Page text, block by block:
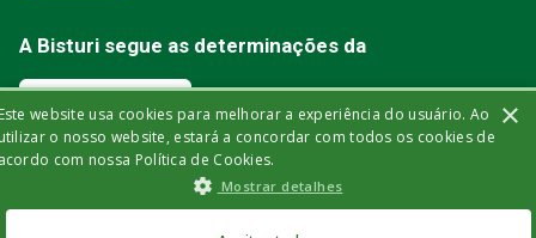
308 75 no Pix
A Bisturi segue as determinações da
Bisturi Distribuidora de Material Hospitalar Ltda | Rua Miguel de Frias, 150 -
loja | Icaraí | Niterói - Rio de Janeiro | CEP: 24.220-003 | CNPJ: 32.561.144/0001-
03 | Insc. Est.: 84.147.982 | Telefone: (21) 2606-1709. © 2021 bisturi.com.br.
×
website usa cookies para melhorar a experiência do usuário. Ao
o nosso website, estará a concordar com todos os cookies de
com nossa Política de Cookies.
Mostrar detalhes